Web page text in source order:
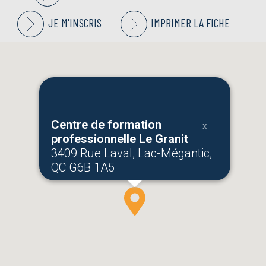
JE M'INSCRIS IMPRIMER LA FICHE
Centre de formation
professionnelle Le Granit
3409 Rue Laval, Lac-Mégantic,
QC G6B 1A5